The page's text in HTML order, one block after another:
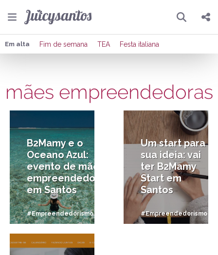
Pesquisar
Compartilhar
Enviar por Whatsapp
Publicar no Facebook
Publicar no X
Em alta Fim de semana TEA Festa italiana
mães empreendedoras
B2Mamy e o
Oceano Azul:
evento de mães
empreendedoras
em Santos
#Empreendedorismo
Um start para
sua ideia: vai
ter B2Mamy
Start em
Santos
#Empreendedorismo
23/11/2016